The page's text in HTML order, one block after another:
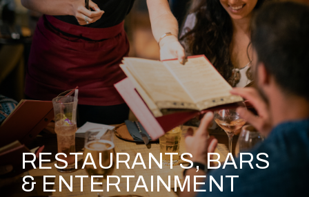
RESTAURANTS, BARS
& ENTERTAINMENT